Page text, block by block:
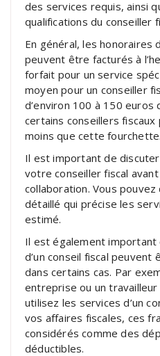
des services requis, ainsi
qualifications du conseiller
En général, les honoraires
peuvent être facturés à
forfait pour un service
moyen pour un conseiller
d’environ 100 à 150 euros
certains conseillers
moins que cette fourchette.
Il est important de
votre conseiller fiscal
collaboration. Vous
détaillé qui précise les
estimé.
Il est également
d’un conseil fiscal peuvent
dans certains cas. Par
entreprise ou un
utilisez les services d’un
vos affaires fiscales, ces
considérés comme des
déductibles.